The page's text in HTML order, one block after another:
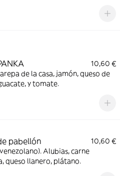
10,60 €
de la casa, jamón, queso de
y tomate.
pabellón
10,60 €
Alubias, carne
queso llanero, plátano.